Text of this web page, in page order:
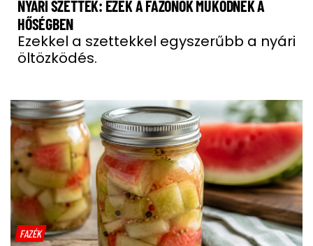
NYÁRI SZETTEK: EZEK A FAZONOK MŰKÖDNEK A
HŐSÉGBEN
Ezekkel a szettekkel egyszerűbb a nyári
öltözködés.
FAZÉK